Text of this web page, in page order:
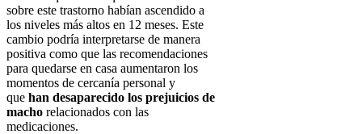
sobre este trastorno habían ascendido a
los niveles más altos en 12 meses. Este
cambio podría interpretarse de manera
positiva como que las recomendaciones
para quedarse en casa aumentaron los
momentos de cercanía personal y
que han desaparecido los prejuicios de
macho relacionados con las
medicaciones.